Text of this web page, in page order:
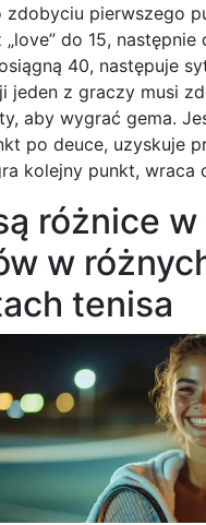
zdobyciu pierwszego
do 15,
40, następuje
jeden z graczy musi
aby wygrać gema.
po deuce, uzyskuje
kolejny punkt, wraca
różnice
w
tenisa